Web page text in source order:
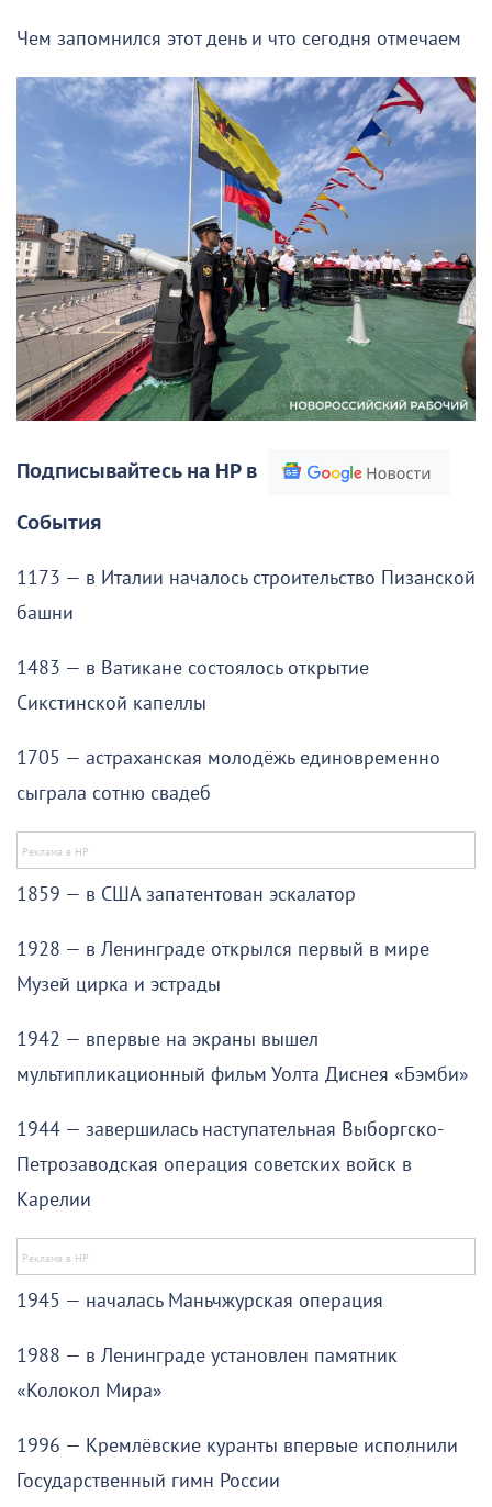
Чем запомнился этот день и что сегодня отмечаем
Подписывайтесь на НР в
События
1173 — в Италии началось строительство Пизанской
башни
1483 — в Ватикане состоялось открытие
Сикстинской капеллы
1705 — астраханская молодёжь единовременно
сыграла сотню свадеб
1859 — в США запатентован эскалатор
1928 — в Ленинграде открылся первый в мире
Музей цирка и эстрады
1942 — впервые на экраны вышел
мультипликационный фильм Уолта Диснея «Бэмби»
1944 — завершилась наступательная Выборгско-
Петрозаводская операция советских войск в
Карелии
1945 — началась Маньчжурская операция
1988 — в Ленинграде установлен памятник
«Колокол Мира»
1996 — Кремлёвские куранты впервые исполнили
Государственный гимн России